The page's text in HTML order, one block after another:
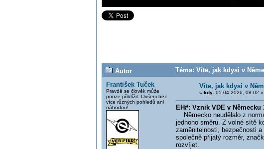
Autor
Téma: Víte, jak kdysi v
František Tuček
Pravdě se člověk může
pouze přiblížit. Ovšem bez
více různých pohledů ani
náhodou!
Víte, jak kdysi v
« kdy:05.04.2026, 08:02 »
EH#: Vznik VDE v Německu
Německo neudělalo z
jednoho směru. Z volné sítě
zaměnitelnosti, bezpečnosti
společně přijatý rozměr,
rozvíjet.